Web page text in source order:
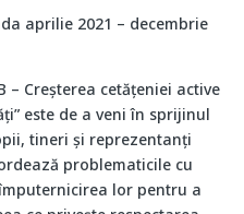
aprilie 2021 – decembrie
– Creșterea cetățeniei active
este de a veni în sprijinul
tineri și reprezentanți
problematicile cu
lor pentru a